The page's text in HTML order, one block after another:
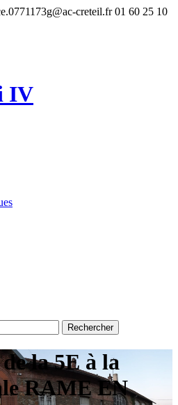
creteil.fr 01 60 25 10
IV
la 5E à la
RAME EN